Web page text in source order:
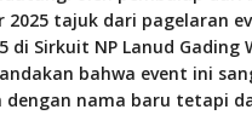
2025 tajuk dari pagelaran
Sirkuit NP Lanud Gading
bahwa event ini
nama baru tetapi